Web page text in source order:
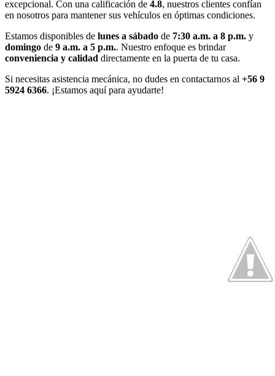
excepcional. Con una calificación de 4.8, nuestros clientes confían
en nosotros para mantener sus vehículos en óptimas condiciones.
Estamos disponibles de lunes a sábado de 7:30 a.m. a 8 p.m. y
domingo de 9 a.m. a 5 p.m.. Nuestro enfoque es brindar
conveniencia y calidad directamente en la puerta de tu casa.
Si necesitas asistencia mecánica, no dudes en contactarnos al +56 9
5924 6366. ¡Estamos aquí para ayudarte!